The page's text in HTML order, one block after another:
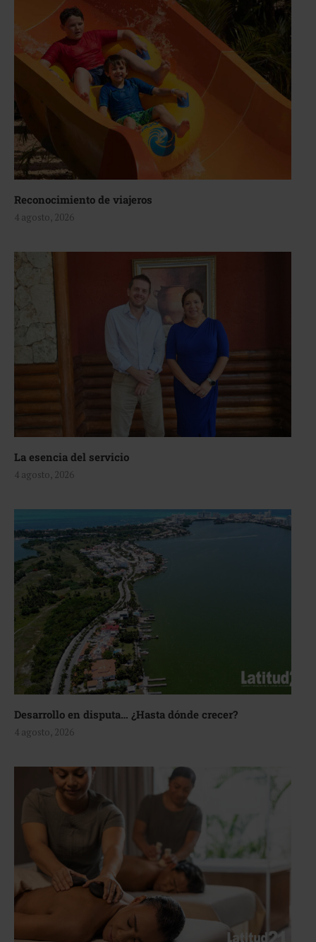
Reconocimiento de viajeros
4 agosto, 2026
La esencia del servicio
4 agosto, 2026
Desarrollo en disputa… ¿Hasta dónde crecer?
4 agosto, 2026